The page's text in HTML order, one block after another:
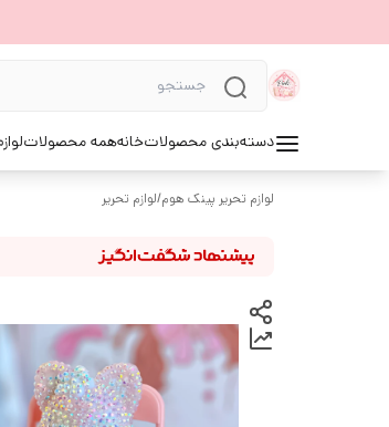
دسته‌بندی محصولاتخانههمه محصولات
لوازم تحریر پینک هوم/لوازم تحریر